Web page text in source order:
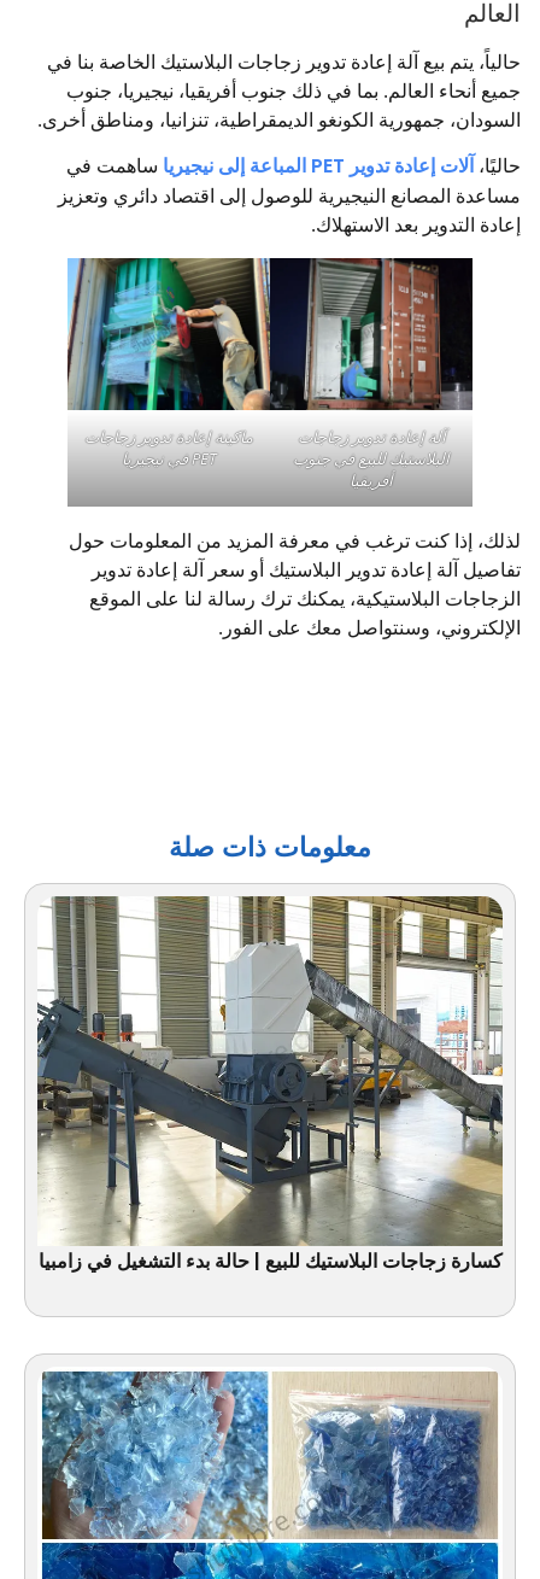
العالم
حالياً، يتم بيع آلة إعادة تدوير زجاجات البلاستيك الخاصة بنا في
جميع أنحاء العالم. بما في ذلك جنوب أفريقيا، نيجيريا، جنوب
السودان، جمهورية الكونغو الديمقراطية، تنزانيا، ومناطق أخرى.
حاليًا، آلات إعادة تدوير PET المباعة إلى نيجيريا
ساهمت في
مساعدة المصانع النيجيرية للوصول إلى اقتصاد دائري وتعزيز
إعادة التدوير بعد الاستهلاك.
آلة إعادة تدوير زجاجات
البلاستيك للبيع في جنوب
أفريقيا
ماكينة إعادة تدوير زجاجات
PET في نيجيريا
لذلك، إذا كنت ترغب في معرفة المزيد من المعلومات حول
تفاصيل آلة إعادة تدوير البلاستيك أو سعر آلة إعادة تدوير
الزجاجات البلاستيكية، يمكنك ترك رسالة لنا على الموقع
الإلكتروني، وسنتواصل معك على الفور.
معلومات ذات صلة
كسارة زجاجات البلاستيك للبيع | حالة بدء التشغيل في زامبيا